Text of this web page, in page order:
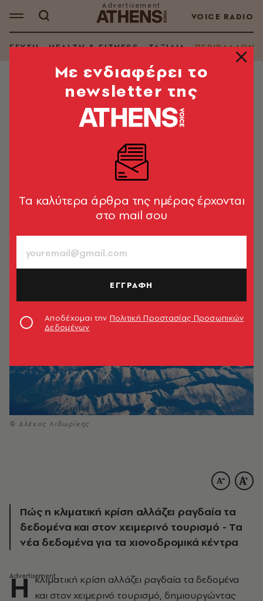
VOICE RADIO
ΓΕΥΣΗ HEALTH & FITNESS ΤΑΞΙΔΙΑ ΠΕΡΙΒΑΛΛΟΝ
ΠΕΡΙΒΑΛΛΟΝ
Στις κορφές των Άλπεων για
ποδήλατο και ορειβασία αντί για
Η Κλιματική Κρίση ξαναγράφει τον χάρτη των
Αλέκος Λιδωρίκης
ΑΚΟΥΣΕ ΤΟ
© Αλέκος Λιδωρίκης
Πώς η κλιματική κρίση αλλάζει ραγδαία τα
δεδομένα και στον χειμερινό τουρισμό - Τα
νέα δεδομένα για τα χιονοδρομικά κέντρα
Η κλιματική κρίση αλλάζει ραγδαία τα δεδομένα
και στον χειμερινό τουρισμό, δημιουργώντας
Mε ενδιαφέρει το
newsletter της
Tα καλύτερα άρθρα της ημέρας έρχονται
στο mail σου
ΕΓΓΡΑΦΗ
Αποδέχομαι την Πολιτική Προστασίας Προσωπικών
Δεδομένων